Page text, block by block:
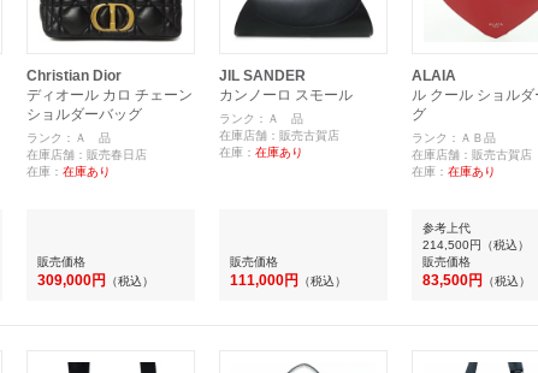
Christian Dior
ディオール カロ チェーン
ショルダーバッグ
ランク：Ａ 品
在庫店舗：販売春日店
在庫： 在庫あり
販売価格
309,000円 （税込）
JIL SANDER
カンノーロ スモール
ランク：Ａ 品
在庫店舗：販売古賀店
在庫： 在庫あり
販売価格
111,000円 （税込）
ALAIA
ル クール ショルダ
グ
ランク：ＡＢ品
在庫店舗：販売古賀店
在庫： 在庫あり
参考上代
214,500円 （税込）
販売価格
83,500円 （税込）